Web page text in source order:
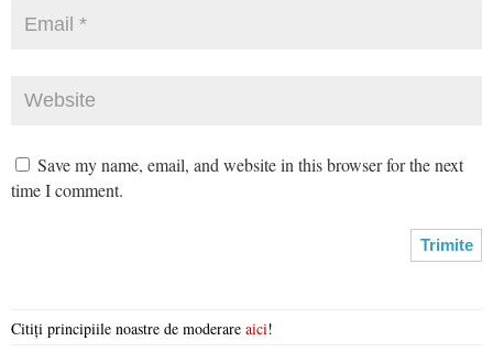
Save my name, email, and website in this browser for the next
time I comment.
Citiți principiile noastre de moderare aici!